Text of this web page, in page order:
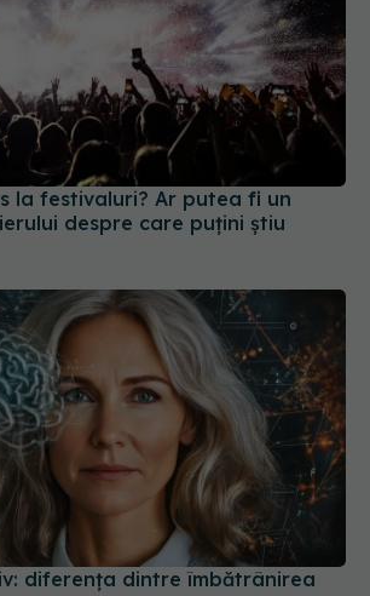
la festivaluri? Ar putea fi un
despre care puțini știu
diferența dintre îmbătrânirea